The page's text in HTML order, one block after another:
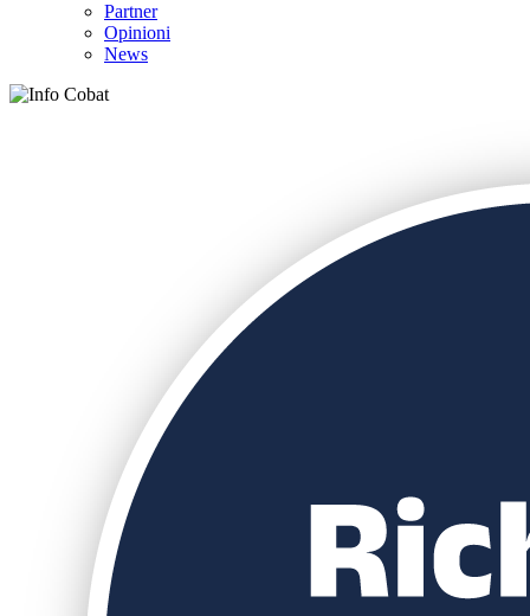
Partner
Opinioni
News